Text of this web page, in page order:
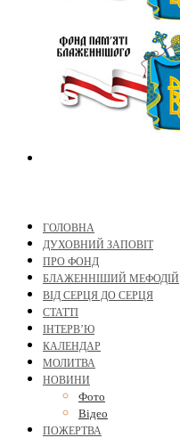
ГОЛОВНА
ДУХОВНИЙ ЗАПОВІТ
ПРО ФОНД
БЛАЖЕННІШИЙ МЕФОДІЙ
ВІД СЕРЦЯ ДО СЕРЦЯ
СТАТТІ
ІНТЕРВ’Ю
КАЛЕНДАР
МОЛИТВА
НОВИНИ
Фото
Відео
ПОЖЕРТВА